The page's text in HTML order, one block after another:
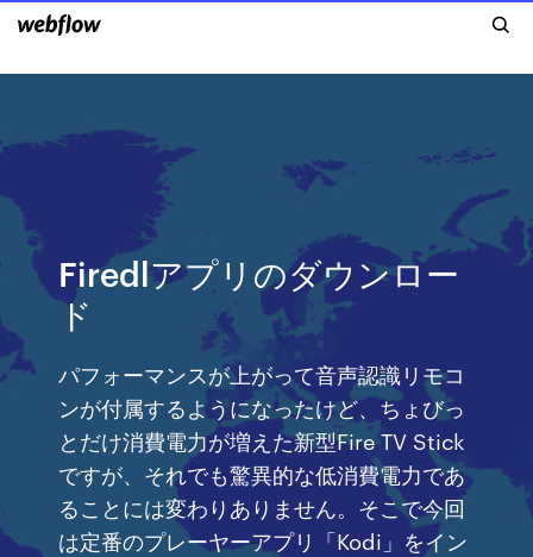
Firedlアプリのダウンロー
ド
パフォーマンスが上がって音声認識リモコ
ンが付属するようになったけど、ちょびっ
とだけ消費電力が増えた新型Fire TV Stick
ですが、それでも驚異的な低消費電力であ
ることには変わりありません。そこで今回
は定番のプレーヤーアプリ「Kodi」をイン